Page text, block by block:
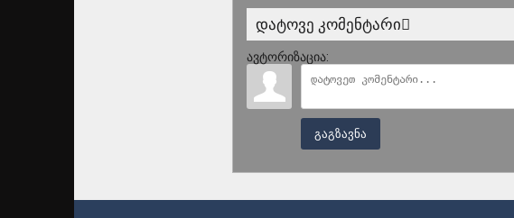
დატოვე კომენტარი
ავტორიზაცია:
გაგზავნა